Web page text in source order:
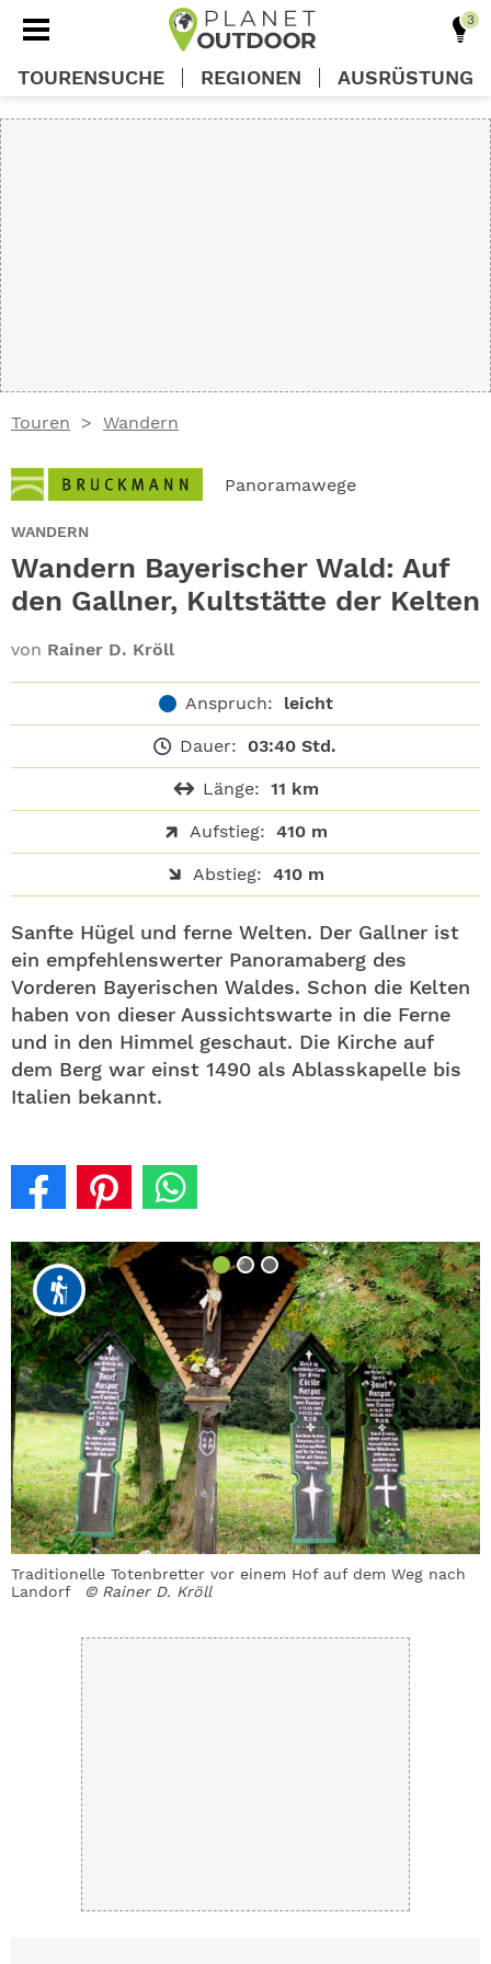
Touren Wandern
Panoramawege
WANDERN
Wandern Bayerischer Wald: Auf
den Gallner, Kultstätte der Kelten
von Rainer D. Kröll
Anspruch: leicht
Dauer: 03:40 Std.
Länge: 11 km
Aufstieg: 410 m
Abstieg: 410 m
Sanfte Hügel und ferne Welten. Der Gallner ist
ein empfehlenswerter Panoramaberg des
Vorderen Bayerischen Waldes. Schon die Kelten
haben von dieser Aussichtswarte in die Ferne
und in den Himmel geschaut. Die Kirche auf
dem Berg war einst 1490 als Ablasskapelle bis
Italien bekannt.
Traditionelle Totenbretter vor einem Hof auf dem Weg nach
Landorf
© Rainer D. Kröll
TOURENSUCHE REGIONEN AUSRÜSTUNG
ABO
GEWINNEN
NEWSLETTER
SHOP